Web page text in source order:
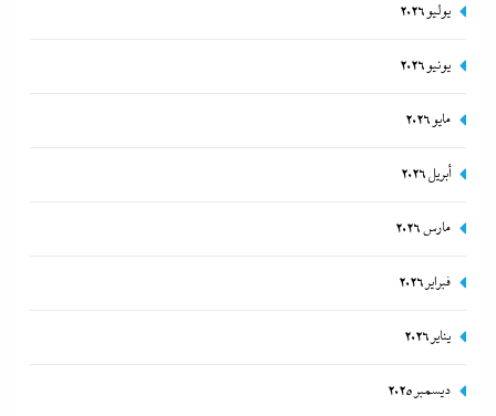
12 ديسمبر، 2023
يوليو 2026
يونيو 2026
مايو 2026
أبريل 2026
مارس 2026
فبراير 2026
يناير 2026
ديسمبر 2025